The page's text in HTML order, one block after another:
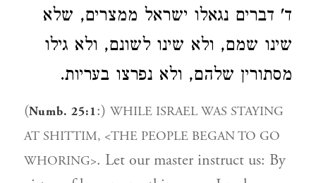
ד' דברים נגאלו ישראל ממצרים, שלא
שינו שמם, ולא שינו לשונם, ולא גילו
מסתורין שלהם, ולא נפרצו בעריות.
(Numb. 25:1:) WHILE ISRAEL WAS STAYING
AT SHITTIM, <THE PEOPLE BEGAN TO GO
WHORING>. Let our master instruct us: By